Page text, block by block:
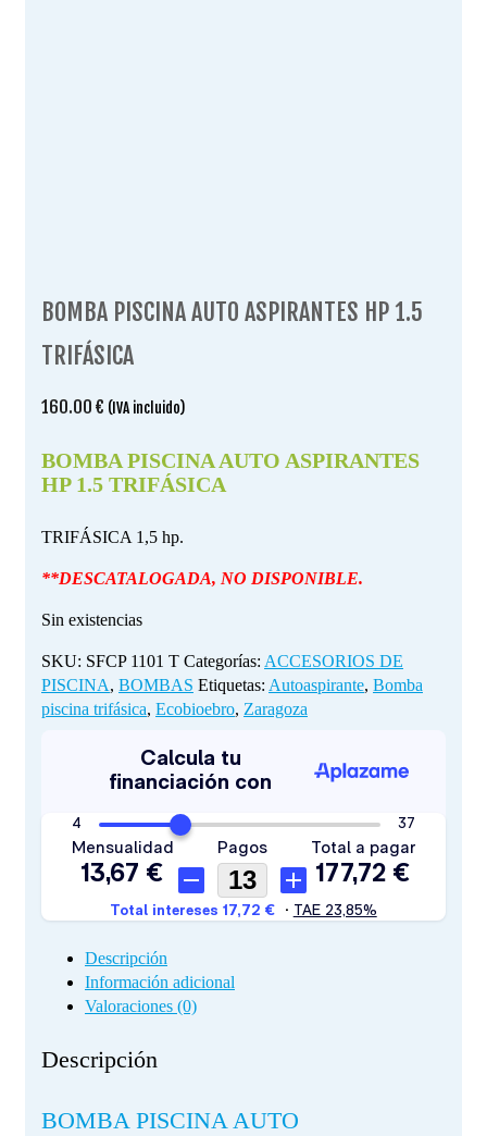
BOMBA PISCINA AUTO ASPIRANTES HP 1.5
TRIFÁSICA
160.00 € (IVA incluido)
BOMBA PISCINA AUTO ASPIRANTES
HP 1.5 TRIFÁSICA
TRIFÁSICA 1,5 hp.
**DESCATALOGADA, NO DISPONIBLE.
Sin existencias
SKU: SFCP 1101 T Categorías: ACCESORIOS DE
PISCINA, BOMBAS Etiquetas: Autoaspirante, Bomba
piscina trifásica, Ecobioebro, Zaragoza
Descripción
Información adicional
Valoraciones (0)
Descripción
BOMBA PISCINA AUTO